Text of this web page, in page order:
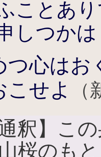
ことあ
しつか
つ心はお
こせよ
通釈】こ
桜のも